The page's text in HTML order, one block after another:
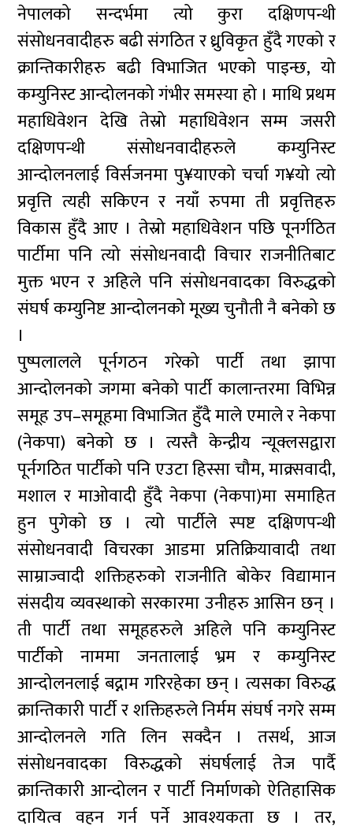
नेपालको सन्दर्भमा त्यो कुरा दक्षिणपन्थी
संसोधनवादीहरु बढी संगठित र ध्रुविकृत हुँदै गएको र
क्रान्तिकारीहरु बढी विभाजित भएको पाइन्छ, यो
कम्युनिस्ट आन्दोलनको गंभीर समस्या हो । माथि प्रथम
महाधिवेशन देखि तेस्रो महाधिवेशन सम्म जसरी
दक्षिणपन्थी संसोधनवादीहरुले कम्युनिस्ट
आन्दोलनलाई विर्सजनमा पु¥याएको चर्चा ग¥यो त्यो
प्रवृत्ति त्यही सकिएन र नयाँ रुपमा ती प्रवृत्तिहरु
विकास हुँदै आए । तेस्रो महाधिवेशन पछि पूनर्गठित
पार्टीमा पनि त्यो संसोधनवादी विचार राजनीतिबाट
मुक्त भएन र अहिले पनि संसोधनवादका विरुद्धको
संघर्ष कम्युनिष्ट आन्दोलनको मूख्य चुनौती नै बनेको छ
।
पुष्पलालले पूर्नगठन गरेको पार्टी तथा झापा
आन्दोलनको जगमा बनेको पार्टी कालान्तरमा विभिन्न
समूह उप–समूहमा विभाजित हुँदै माले एमाले र नेकपा
(नेकपा) बनेको छ । त्यस्तै केन्द्रीय न्यूक्लसद्वारा
पूर्नगठित पार्टीको पनि एउटा हिस्सा चौम, माक्र्सवादी,
मशाल र माओवादी हुँदै नेकपा (नेकपा)मा समाहित
हुन पुगेको छ । त्यो पार्टीले स्पष्ट दक्षिणपन्थी
संसोधनवादी विचरका आडमा प्रतिक्रियावादी तथा
साम्राज्वादी शक्तिहरुको राजनीति बोकेर विद्यामान
संसदीय व्यवस्थाको सरकारमा उनीहरु आसिन छन् ।
ती पार्टी तथा समूहहरुले अहिले पनि कम्युनिस्ट
पार्टीको नाममा जनतालाई भ्रम र कम्युनिस्ट
आन्दोलनलाई बद्नाम गरिरहेका छन् । त्यसका विरुद्ध
क्रान्तिकारी पार्टी र शक्तिहरुले निर्मम संघर्ष नगरे सम्म
आन्दोलनले गति लिन सक्दैन । तसर्थ, आज
संसोधनवादका विरुद्धको संघर्षलाई तेज पार्दै
क्रान्तिकारी आन्दोलन र पार्टी निर्माणको ऐतिहासिक
दायित्व वहन गर्न पर्ने आवश्यकता छ । तर,